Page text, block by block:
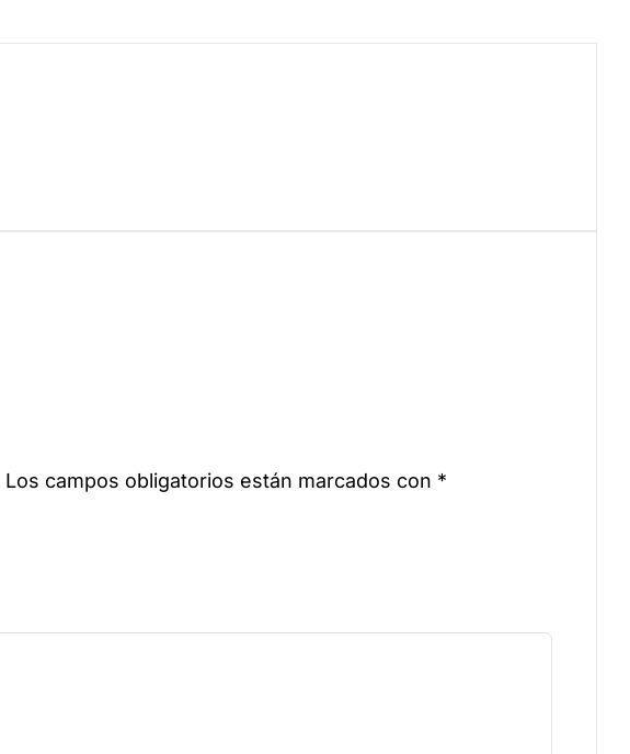
Los campos obligatorios están marcados con *